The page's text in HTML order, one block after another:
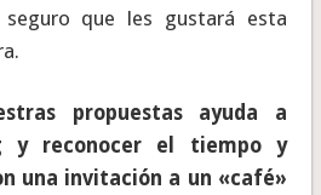
que les gustará esta
propuestas ayuda a
y reconocer el tiempo y
una invitación a un «café»